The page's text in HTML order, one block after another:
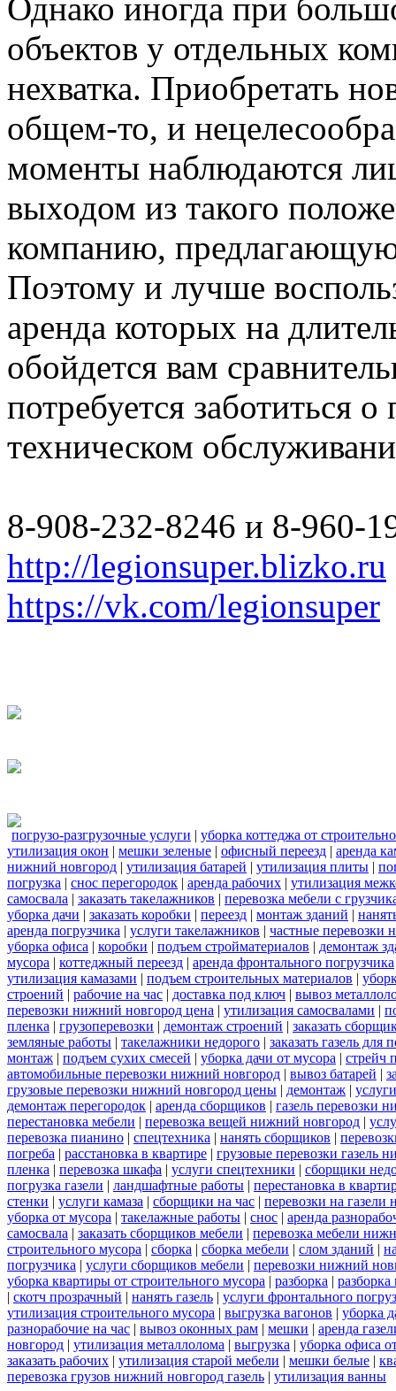
Однако иногда при
объектов у отдельных
нехватка. Приобретать
общем-то, и
моменты наблюдаются
выходом из такого
компанию,
Поэтому и лучше
аренда которых на
обойдется вам
потребуется заботиться
техническом
8-908-232-8246 и 8-960-
http://legionsuper.blizko.ru
https://vk.com/legionsuper
погрузо-разгрузочные услуги | уборка коттеджа от
утилизация окон | мешки зеленые | офисный переезд | аренда
нижний новгород | утилизация батарей | утилизация плиты |
погрузка | снос перегородок | аренда рабочих | утилизация
самосвала | заказать такелажников | перевозка мебели с
уборка дачи | заказать коробки | переезд | монтаж зданий |
аренда погрузчика | услуги такелажников | частные перевозки
уборка офиса | коробки | подъем стройматериалов | демонтаж
мусора | коттеджный переезд | аренда фронтального погрузчика
утилизация камазами | подъем строительных материалов |
строений | рабочие на час | доставка под ключ | вывоз
перевозки нижний новгород цена | утилизация самосвалами |
пленка | грузоперевозки | демонтаж строений | заказать
земляные работы | такелажники недорого | заказать газель
монтаж | подъем сухих смесей | уборка дачи от мусора | стрейч
автомобильные перевозки нижний новгород | вывоз батарей |
грузовые перевозки нижний новгород цены | демонтаж |
демонтаж перегородок | аренда сборщиков | газель перевозки
перестановка мебели | перевозка вещей нижний новгород |
перевозка пианино | спецтехника | нанять сборщиков |
погреба | расстановка в квартире | грузовые перевозки газель
пленка | перевозка шкафа | услуги спецтехники | сборщики
погрузка газели | ландшафтные работы | перестановка в
стенки | услуги камаза | сборщики на час | перевозки на
уборка от мусора | такелажные работы | снос | аренда
самосвала | заказать сборщиков мебели | перевозка мебели
строительного мусора | сборка | сборка мебели | слом зданий |
погрузчика | услуги сборщиков мебели | перевозки нижний
уборка квартиры от строительного мусора | разборка |
| скотч прозрачный | нанять газель | услуги фронтального
утилизация строительного мусора | выгрузка вагонов | уборка
разнорабочие на час | вывоз оконных рам | мешки | аренда
новгород | утилизация металлолома | выгрузка | уборка офиса
заказать рабочих | утилизация старой мебели | мешки белые |
перевозка грузов нижний новгород газель | утилизация ванны